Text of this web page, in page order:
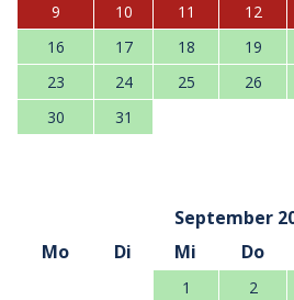
9
10 11 12
16
17 18 19
23
24 25 26
30
31
September
Mo
Di Mi Do
1 2